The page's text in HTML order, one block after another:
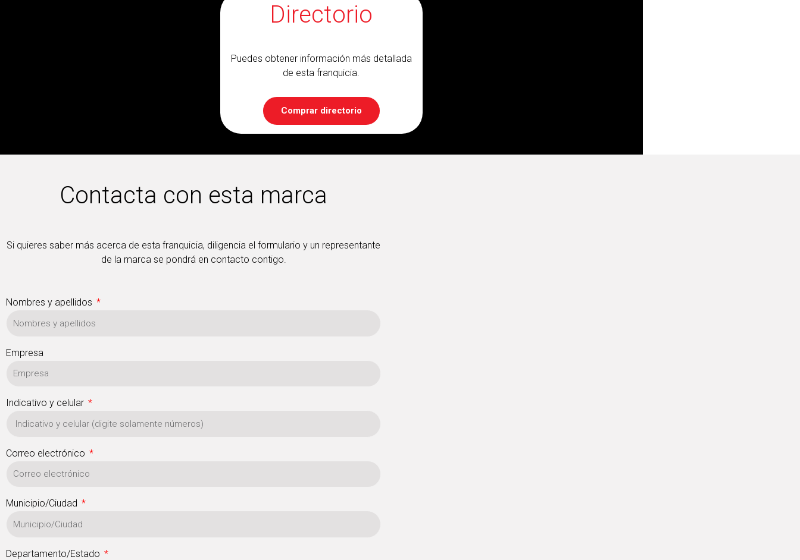
Directorio
Puedes obtener información más detallada
de esta franquicia.
Comprar directorio
Contacta con esta marca
Si quieres saber más acerca de esta franquicia, diligencia el formulario y un representante
de la marca se pondrá en contacto contigo.
Nombres y apellidos
Empresa
Indicativo y celular
Correo electrónico
Municipio/Ciudad
Departamento/Estado